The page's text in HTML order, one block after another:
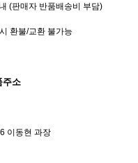
(판매자 반품배송비 부담)
환불/교환 불가능
주소
이동현 과장